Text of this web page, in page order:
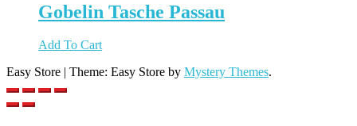
Gobelin Tasche Passau
Add To Cart
Easy Store | Theme: Easy Store by Mystery Themes.